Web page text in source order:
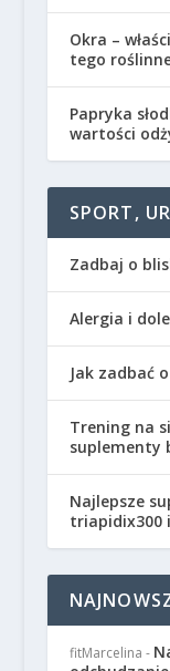
Okra –
tego
Papryka
wartości
SPORT,
Zadbaj o
Alergia i
Jak zadbać
Trening na
suplementy
Najlepsze
triapidix300
fitMarcelina -